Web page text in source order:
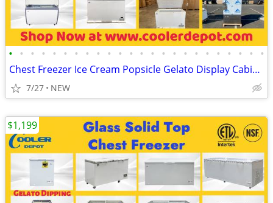
• • • • • • • • • • • • • • • • • • • • • • • •
Chest Freezer Ice Cream Popsicle Gelato Display Cabinet
7/27 NEW
$1,199